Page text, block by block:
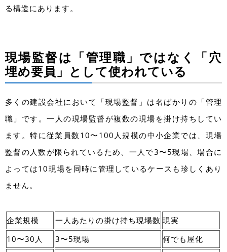
る構造にあります。
現場監督は「管理職」ではなく「穴
埋め要員」として使われている
多くの建設会社において「現場監督」は名ばかりの「管理
職」です。一人の現場監督が複数の現場を掛け持ちしてい
ます。特に従業員数10〜100人規模の中小企業では、現場
監督の人数が限られているため、一人で3〜5現場、場合に
よっては10現場を同時に管理しているケースも珍しくあり
ません。
企業規模 一人あたりの掛け持ち現場数 現実
10〜30人
3〜5現場
何でも屋化